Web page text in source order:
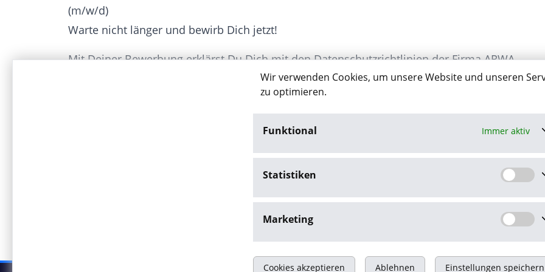
Wir verwenden Cookies, um unsere Website und unseren
zu optimieren.
Funktional Immer aktiv
Statistiken
Marketing
Cookies akzeptieren Ablehnen Einstellungen speichern
(m/w/d)
Warte nicht länger und bewirb Dich jetzt!
Mit Deiner Bewerbung erklärst Du Dich mit den Datenschutzrichtlinien der Firma ARWA
Personaldienstleistungen GmbH einverstanden (zu finden auf unserer Homepage